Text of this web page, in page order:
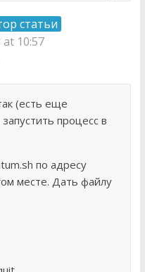
статьи
at 10:57
(есть еще
процесс в
по адресу
месте. Дать файлу